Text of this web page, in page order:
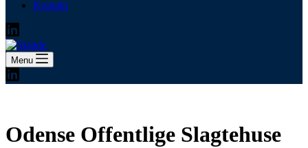
Kontakt
Menu
Odense Offentlige Slagtehuse